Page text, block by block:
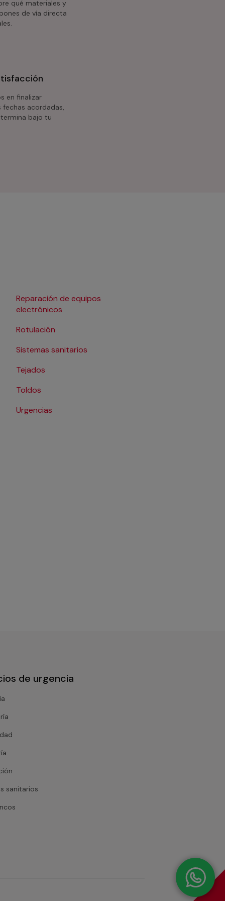
qué materiales y
de vía directa
en finalizar
fechas acordadas,
bajo tu
Reparación de equipos
electrónicos
Rotulación
Sistemas sanitarios
Tejados
Toldos
Urgencias
de urgencia
sanitarios